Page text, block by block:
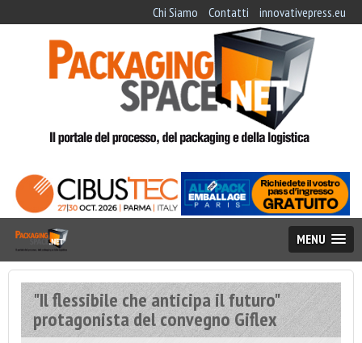
Chi Siamo Contatti innovativepress.eu
MENU
"Il flessibile che anticipa il futuro"
protagonista del convegno Giflex